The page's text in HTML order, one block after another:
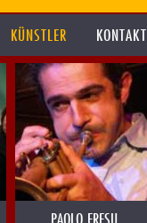
KÜNSTLER KONTAKT